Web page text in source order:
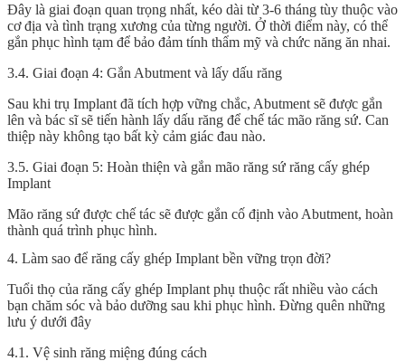
Đây là giai đoạn quan trọng nhất, kéo dài từ 3-6 tháng tùy thuộc vào
cơ địa và tình trạng xương của từng người. Ở thời điểm này, có thể
gắn phục hình tạm để bảo đảm tính thẩm mỹ và chức năng ăn nhai.
3.4. Giai đoạn 4: Gắn Abutment và lấy dấu răng
Sau khi trụ Implant đã tích hợp vững chắc, Abutment sẽ được gắn
lên và bác sĩ sẽ tiến hành lấy dấu răng để chế tác mão răng sứ. Can
thiệp này không tạo bất kỳ cảm giác đau nào.
3.5. Giai đoạn 5: Hoàn thiện và gắn mão răng sứ răng cấy ghép
Implant
Mão răng sứ được chế tác sẽ được gắn cố định vào Abutment, hoàn
thành quá trình phục hình.
4. Làm sao để răng cấy ghép Implant bền vững trọn đời?
Tuổi thọ của răng cấy ghép Implant phụ thuộc rất nhiều vào cách
bạn chăm sóc và bảo dưỡng sau khi phục hình. Đừng quên những
lưu ý dưới đây
4.1. Vệ sinh răng miệng đúng cách